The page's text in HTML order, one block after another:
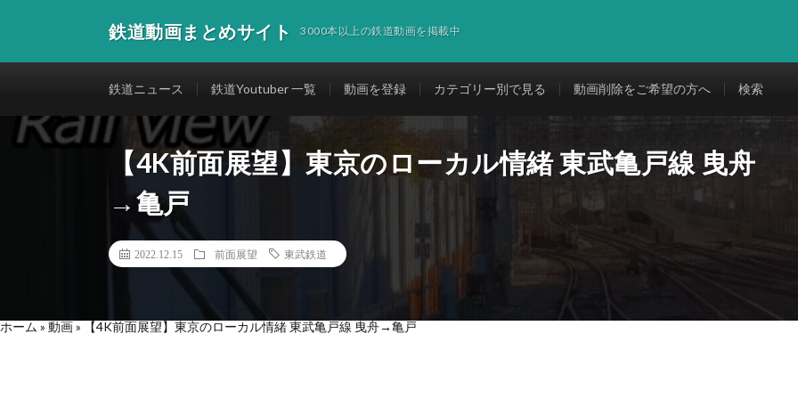
鉄道動画まとめサイト 3000本以上の鉄道動画を掲載中
鉄道ニュース 鉄道Youtuber 一覧 動画を登録 カテゴリー別で見る 動画削除をご希望の方へ 検索
【4K前面展望】東京のローカル情緒 東武亀戸線 曳舟
→亀戸
2022.12.15 前面展望 東武鉄道
ホーム » 動画» 【4K前面展望】東京のローカル情緒 東武亀戸線 曳舟→亀戸